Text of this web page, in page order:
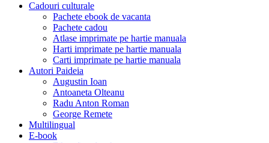
Cadouri culturale
Pachete ebook de vacanta
Pachete cadou
Atlase imprimate pe hartie manuala
Harti imprimate pe hartie manuala
Carti imprimate pe hartie manuala
Autori Paideia
Augustin Ioan
Antoaneta Olteanu
Radu Anton Roman
George Remete
Multilingual
E-book